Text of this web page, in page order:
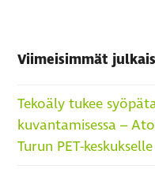
Viimeisimmät
Tekoäly tukee
kuvantamisessa –
Turun PET-keskukselle